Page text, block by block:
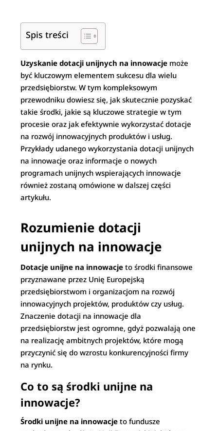
Spis treści
Uzyskanie dotacji unijnych na innowacje może
być kluczowym elementem sukcesu dla wielu
przedsiębiorstw. W tym kompleksowym
przewodniku dowiesz się, jak skutecznie pozyskać
takie środki, jakie są kluczowe strategie w tym
procesie oraz jak efektywnie wykorzystać dotacje
na rozwój innowacyjnych produktów i usług.
Przykłady udanego wykorzystania dotacji unijnych
na innowacje oraz informacje o nowych
programach unijnych wspierających innowacje
również zostaną omówione w dalszej części
artykułu.
Rozumienie dotacji
unijnych na innowacje
Dotacje unijne na innowacje to środki finansowe
przyznawane przez Unię Europejską
przedsiębiorstwom i organizacjom na rozwój
innowacyjnych projektów, produktów czy usług.
Znaczenie dotacji na innowacje dla
przedsiębiorstw jest ogromne, gdyż pozwalają one
na realizację ambitnych projektów, które mogą
przyczynić się do wzrostu konkurencyjności firmy
na rynku.
Co to są środki unijne na
innowacje?
Środki unijne na innowacje to fundusze